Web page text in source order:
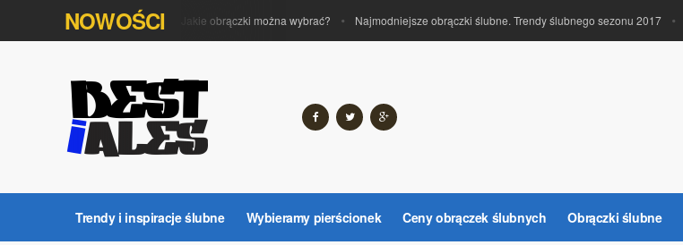
NOWOŚCI Jakie obrączki można wybrać? Najmodniejsze obrączki ślubne. Trendy ślubnego sezonu 2017
Trendy i inspiracje ślubne Wybieramy pierścionek Ceny obrączek ślubnych Obrączki ślubne